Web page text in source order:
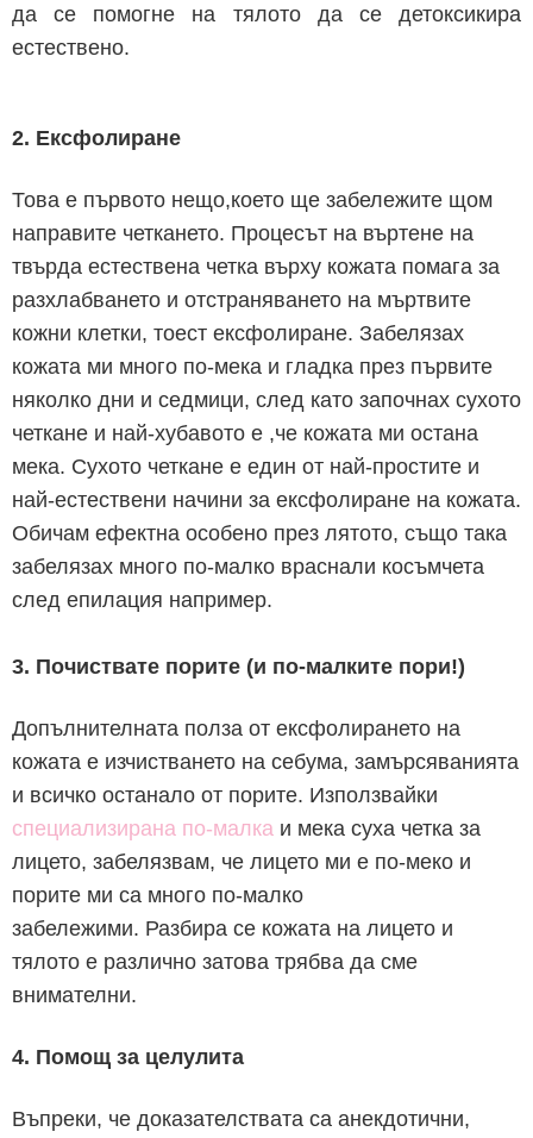
да се помогне на тялото да се детоксикира
естествено.
2. Ексфолиране
Това е първото нещо,което ще забележите щом
направите четкането. Процесът на въртене на
твърда естествена четка върху кожата помага за
разхлабването и отстраняването на мъртвите
кожни клетки, тоест ексфолиране. Забелязах
кожата ми много по-мека и гладка през първите
няколко дни и седмици, след като започнах сухото
четкане и най-хубавото е ,че кожата ми остана
мека. Сухото четкане е един от най-простите и
най-естествени начини за ексфолиране на кожата.
Обичам ефектна особено през лятото, също така
забелязах много по-малко враснали косъмчета
след епилация например.
3. Почиствате порите (и по-малките пори!)
Допълнителната полза от ексфолирането на
кожата е изчистването на себума, замърсяванията
и всичко останало от порите. Използвайки
специализирана по-малка и мека суха четка за
лицето, забелязвам, че лицето ми е по-меко и
порите ми са много по-малко
забележими. Разбира се кожата на лицето и
тялото е различно затова трябва да сме
внимателни.
4. Помощ за целулита
Въпреки, че доказателствата са анекдотични,